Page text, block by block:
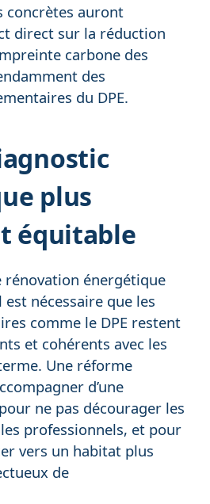
concrètes auront
direct sur la réduction
carbone des
des
du DPE.
plus
équitable
énergétique
nécessaire que les
comme le DPE restent
et cohérents avec les
Une réforme
d’une
ne pas décourager les
professionnels, et pour
vers un habitat plus
de